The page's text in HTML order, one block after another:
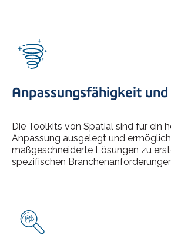
Anpassungsfähigkeit
Die Toolkits von Spatial sind für ein
Anpassung ausgelegt und
maßgeschneiderte Lösungen zu
spezifischen